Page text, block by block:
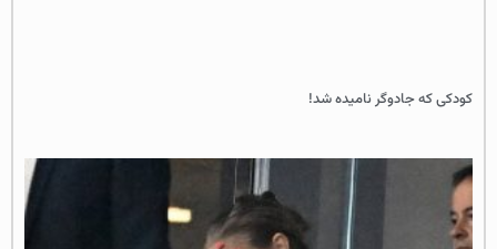
کودکی که جادوگر نامیده شد!